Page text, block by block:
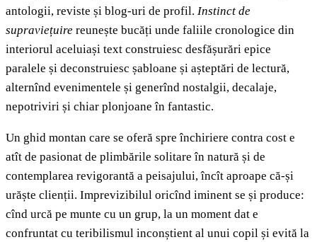
antologii, reviste și blog-uri de profil. Instinct de
supraviețuire reunește bucăți unde faliile cronologice din
interiorul aceluiași text construiesc desfășurări epice
paralele și deconstruiesc șabloane și așteptări de lectură,
alternînd evenimentele și generînd nostalgii, decalaje,
nepotriviri și chiar plonjoane în fantastic.
Un ghid montan care se oferă spre închiriere contra cost e
atît de pasionat de plimbările solitare în natură și de
contemplarea revigorantă a peisajului, încît aproape că-și
urăște clienții. Imprevizibilul oricînd iminent se și produce:
cînd urcă pe munte cu un grup, la un moment dat e
confruntat cu teribilismul inconștient al unui copil și evită la